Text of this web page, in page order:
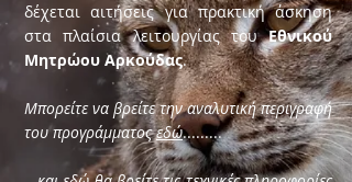
δέχεται αιτήσεις για πρακτική άσκηση
στα πλαίσια λειτουργίας τουΕθνικού
Μητρώου Αρκούδας.
Μπορείτε να βρείτε την αναλυτική περιγραφή
του προγράμματοςεδώ.........